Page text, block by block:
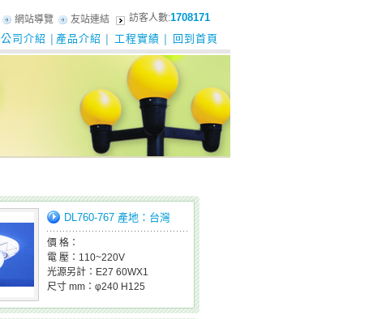
網站導覽 友站連結 訪客人數:1708171
公司介紹
產品介紹 工程實績 回到首頁
DL760-767 產地：台灣
價 格：
電 壓：110~220V
光源另計：E27 60WX1
尺寸 mm：φ240 H125